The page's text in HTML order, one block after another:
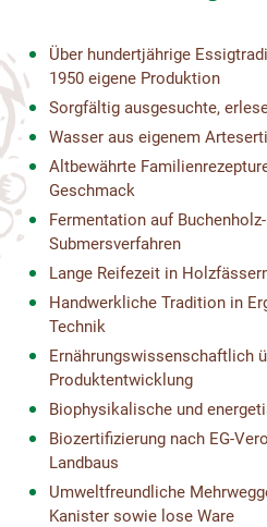
Über hundertjährige
1950 eigene Produktion
Sorgfältig ausgesuchte,
Wasser aus eigenem
Altbewährte
Geschmack
Fermentation auf
Submersverfahren
Lange Reifezeit in
Handwerkliche Tradition in
Technik
Ernährungswissenschaftlich
Produktentwicklung
Biophysikalische und
Biozertifizierung nach EG-
Landbaus
Umweltfreundliche
Kanister sowie lose Ware